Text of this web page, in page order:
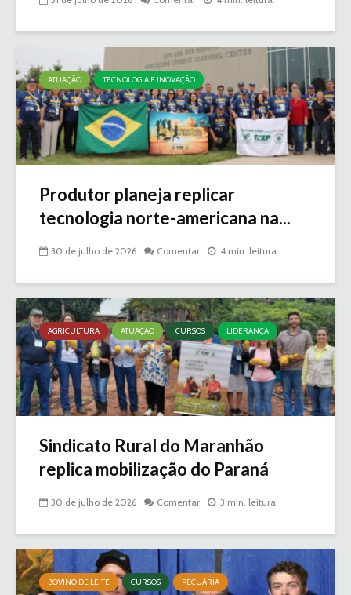
ATUAÇÃO TECNOLOGIA E INOVAÇÃO
Produtor planeja replicar
tecnologia norte-americana na...
30 de julho de 2026 Comentar 4 min. leitura
AGRICULTURA ATUAÇÃO CURSOS LIDERANÇA
Sindicato Rural do Maranhão
replica mobilização do Paraná
30 de julho de 2026 Comentar 3 min. leitura
BOVINO DE LEITE CURSOS PECUÁRIA